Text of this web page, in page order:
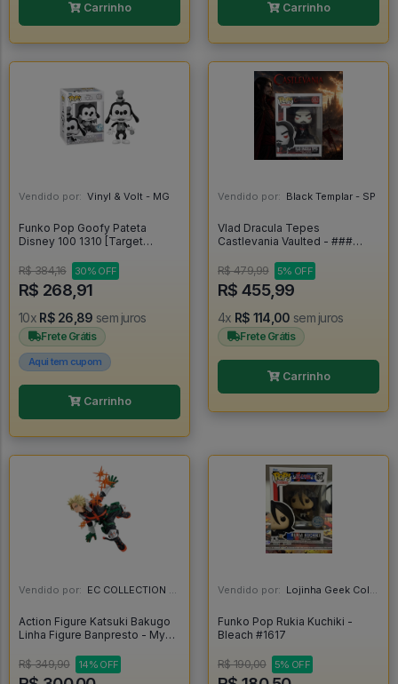
Carrinho Carrinho
Vendido por: Vinyl & Volt - MG
Funko Pop Goofy Pateta
Disney 100 1310 [Target
R$ 384,16
30% OFF
R$ 268,91
10x R$ 26,89 sem juros
Frete Grátis
Aqui tem cupom
Carrinho
Vendido por: Black Templar - SP
Vlad Dracula Tepes
Castlevania Vaulted - ###
R$ 479,99
5% OFF
R$ 455,99
4x R$ 114,00 sem juros
Frete Grátis
Carrinho
Vendido por: EC COLLECTION - SP
Action Figure Katsuki Bakugo
Linha Figure Banpresto - My
Academia
R$ 349,90 14% OFF
Vendido por: Lojinha Geek Colecionáveis - DF
Funko Pop Rukia Kuchiki -
Bleach #1617
R$ 190,00 5% OFF